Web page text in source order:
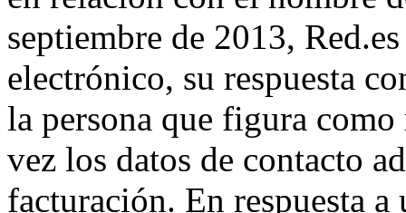
septiembre de 2013,
electrónico, su respuesta
la persona que figura
vez los datos de contacto
facturación. En respuesta